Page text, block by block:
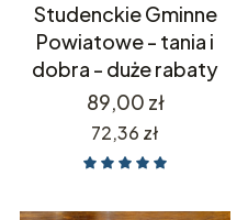
Studenckie Gminne
Powiatowe - tania i
dobra - duże rabaty
Cena
89,00 zł
Cena
72,36 zł